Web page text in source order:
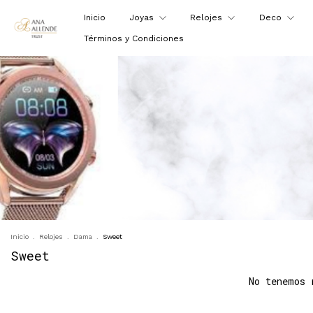
Inicio Joyas Relojes Deco
Términos y Condiciones
Inicio Relojes Dama Sweet
Sweet
No